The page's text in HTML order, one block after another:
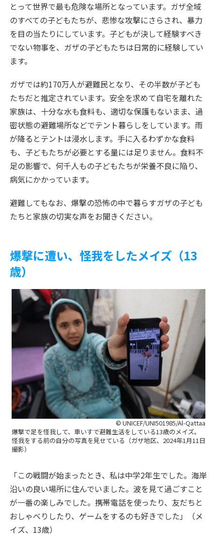
とって世界で最も危険な場所となっています。ガザ全域
のすべての子どもたちが、悲惨な攻撃にさらされ、暴力
を目の当たりにしています。子どもが決して経験すべき
でない物事を、ガザの子どもたちは日常的に経験してい
ます。
ガザでは約170万人が避難民となり、その半数が子ども
たちだと推定されています。安全を求めて自宅を離れた
家族は、十分な水も食料も、適切な保護もないまま、過
密状態の避難場所などでテント暮らしをしています。雨
が降るとテントは浸水します。手に入るわずかな食料
も、子どもたちが必要とする量には足りません。食料不
足の影響で、何千人もの子どもたちが栄養不良に陥り、
病気にかかっています。
避難してもなお、爆撃の恐怖の中で暮らすガザの子ども
たちと家族の切実な声をお聞きください。
爆撃に遭い、怪我をしたメイズ（13
歳）
© UNICEF/UNI501985/Al-Qattaa
爆撃で足を怪我して、車いすで避難生活をしている13歳のメイズ。
怪我をする前の自分の写真を見せている（ガザ地区、2024年1月11日
撮影）
「この戦闘が始まったとき、私は中学2年生でした。海岸
沿いの良い場所に住んでいました。波を見て過ごすこと
が一番の楽しみでした。携帯電話を使ったり、友だちと
おしゃべりしたり、ゲームをするのも好きでした」（メ
イズ、13歳）